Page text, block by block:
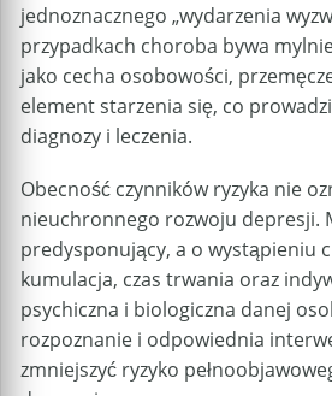
jednoznacznego „wydarzenia
przypadkach choroba bywa
jako cecha osobowości,
element starzenia się, co
diagnozy i leczenia.
Obecność czynników ryzyka nie
nieuchronnego rozwoju depresji.
predysponujący, a o wystąpieniu
kumulacja, czas trwania oraz
psychiczna i biologiczna danej
rozpoznanie i odpowiednia
zmniejszyć ryzyko